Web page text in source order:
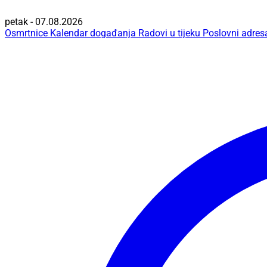
petak - 07.08.2026
Osmrtnice Kalendar događanja Radovi u tijeku Poslovni